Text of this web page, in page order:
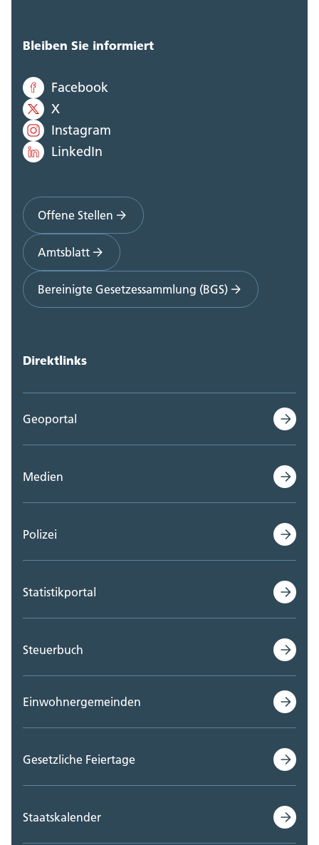
Bleiben Sie informiert
Facebook
X
Instagram
LinkedIn
Offene Stellen
Amtsblatt
Bereinigte Gesetzessammlung (BGS)
Direktlinks
Geoportal
Medien
Polizei
Statistikportal
Steuerbuch
Einwohnergemeinden
Gesetzliche Feiertage
Staatskalender